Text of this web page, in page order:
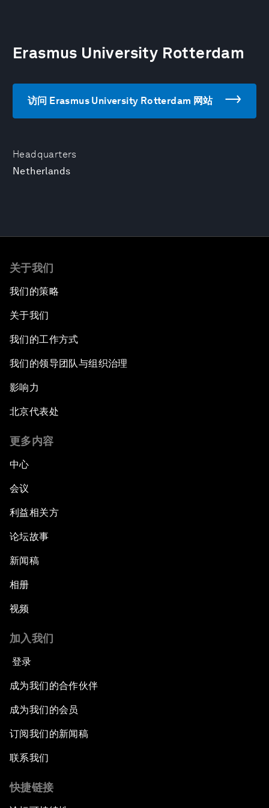
Headquarters
Netherlands
Erasmus University Rotterdam
访问 Erasmus University Rotterdam 网站
关于我们
我们的策略
关于我们
我们的工作方式
我们的领导团队与组织治理
影响力
北京代表处
更多内容
中心
会议
利益相关方
论坛故事
新闻稿
相册
视频
加入我们
登录
成为我们的合作伙伴
成为我们的会员
订阅我们的新闻稿
联系我们
快捷链接